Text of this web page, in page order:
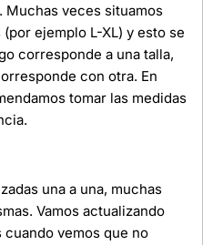
Muchas veces situamos
ejemplo L-XL) y esto se
corresponde a una talla,
con otra. En
tomar las medidas
una a una, muchas
Vamos actualizando
vemos que no